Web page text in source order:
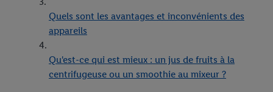
Quels sont les avantages et inconvénients des
appareils
Qu'est-ce qui est mieux : un jus de fruits à la
centrifugeuse ou un smoothie au mixeur ?